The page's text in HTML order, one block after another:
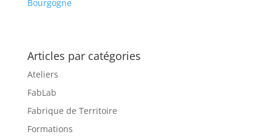
Bourgogne
Articles par catégories
Ateliers
FabLab
Fabrique de Territoire
Formations